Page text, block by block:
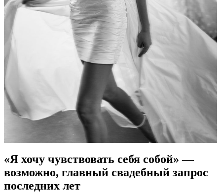
«Я хочу чувствовать себя собой» —
возможно, главный свадебный запрос
последних лет